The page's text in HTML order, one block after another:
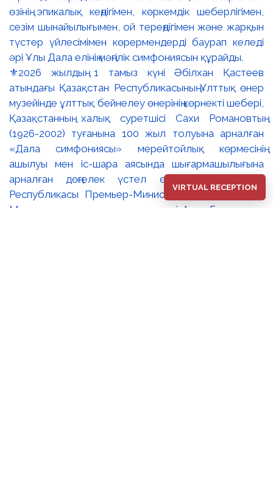
⚜️2026 жылдың 1 тамыз күні Әбілхан Қастеев
атындағы Қазақстан Республикасының Ұлттық өнер
музейінде ұлттық бейнелеу өнерінің көрнекті шебері,
Қазақстанның халық суретшісі Сахи Романовтың
(1926-2002) туғанына 100 жыл толуына арналған
«Дала симфониясы» мерейтойлық көрмесінің
ашылуы мен іс-шара аясында шығармашылығына
арналған дөңгелек үстел өтті. 🔹Қазақстан
Республикасы Премьер-Министрінің орынбасары –
Мәдениет және ақпарат министрі Аида Ғалымқызы
VIRTUAL RECEPTION